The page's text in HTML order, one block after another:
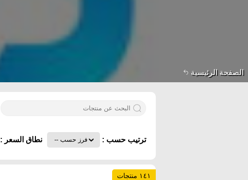
الصفحة الرئيسية
ترتيب حسب : نطاق السعر :
١٤١ منتجات